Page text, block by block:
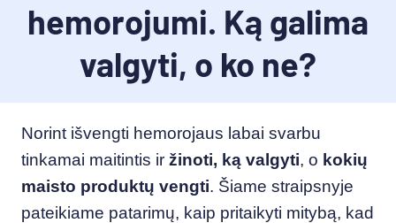
hemorojumi. Ką galima
valgyti, o ko ne?
Norint išvengti hemorojaus labai svarbu
tinkamai maitintis ir žinoti, ką valgyti, o kokių
maisto produktų vengti. Šiame straipsnyje
pateikiame patarimų, kaip pritaikyti mitybą, kad